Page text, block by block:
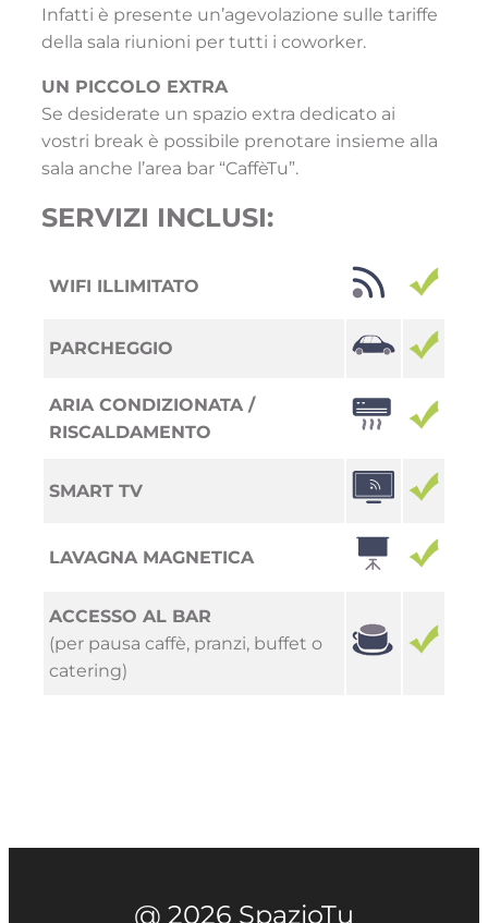
Infatti è presente un’agevolazione sulle tariffe
della sala riunioni per tutti i coworker.
UN PICCOLO EXTRA
Se desiderate un spazio extra dedicato ai
vostri break è possibile prenotare insieme alla
sala anche l’area bar “CaffèTu”.
SERVIZI INCLUSI:
WIFI ILLIMITATO
PARCHEGGIO
ARIA CONDIZIONATA /
RISCALDAMENTO
SMART TV
LAVAGNA MAGNETICA
ACCESSO AL BAR
(per pausa caffè, pranzi, buffet o
catering)
@ 2026 SpazioTu